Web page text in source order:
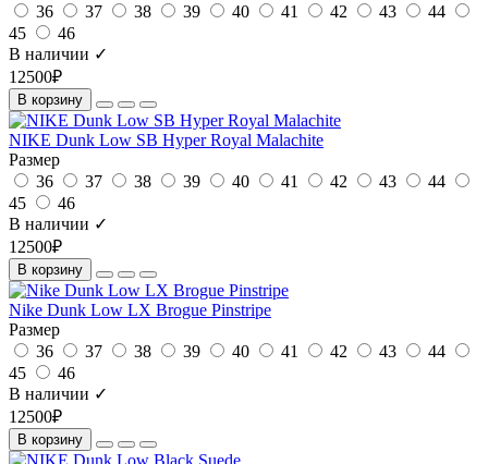
36
37 38 39 40 41 42 43
44
45
46
В наличии ✓
12500₽
В корзину
NIKE Dunk Low SB Hyper Royal Malachite
Размер
36
37 38 39 40 41 42 43
44
45
46
В наличии ✓
12500₽
В корзину
Nike Dunk Low LX Brogue Pinstripe
Размер
36
37 38 39 40 41 42 43
44
45
46
В наличии ✓
12500₽
В корзину